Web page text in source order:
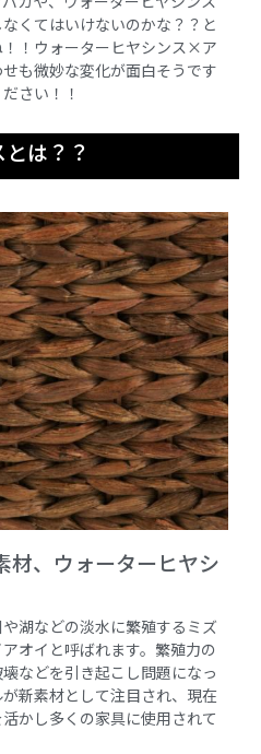
くてはいけないのかな？？と
！ウォーターヒヤシンス×ア
も微妙な変化が面白そうです
さい！！
は？？
、ウォーターヒヤシ
湖などの淡水に繁殖するミズ
オイと呼ばれます。繁殖力の
などを引き起こし問題になっ
新素材として注目され、現在
かし多くの家具に使用されて